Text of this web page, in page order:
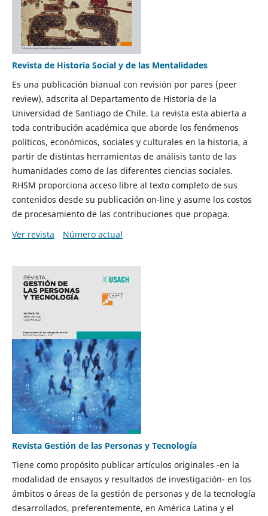
Revista de Historia Social y de las Mentalidades
Es una publicación bianual con revisión por pares (peer
review), adscrita al Departamento de Historia de la
Universidad de Santiago de Chile. La revista esta abierta a
toda contribución académica que aborde los fenómenos
políticos, económicos, sociales y culturales en la historia, a
partir de distintas herramientas de análisis tanto de las
humanidades como de las diferentes ciencias sociales.
RHSM proporciona acceso libre al texto completo de sus
contenidos desde su publicación on-line y asume los costos
de procesamiento de las contribuciones que propaga.
Ver revista
Número actual
Revista Gestión de las Personas y Tecnología
Tiene como propósito publicar artículos originales -en la
modalidad de ensayos y resultados de investigación- en los
ámbitos o áreas de la gestión de personas y de la tecnología
desarrollados, preferentemente, en América Latina y el